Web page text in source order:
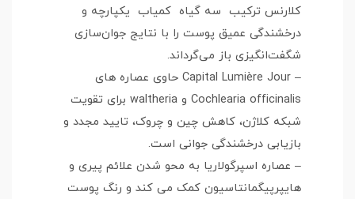
کلارنس ترکیب سه گیاه کمیاب یکپارچه و
درخشندگی عمیق پوست را با نتایج جوان‌سازی
شگفت‌انگیزی باز می‌گرداند.
– Capital Lumière Jour حاوی عصاره های
Cochlearia officinalis و waltheria برای تقویت
شبکه کلاژن، کاهش چین و چروک، تایید مجدد و
بازیابی درخشندگی جوانی است.
– عصاره اسپرگولاریا به محو شدن علائم پیری و
هایپرپیگمانتاسیون کمک می کند و رنگ پوست